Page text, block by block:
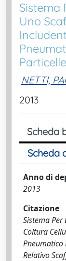
Sistema
Uno
NETTI,
2013
Scheda
Scheda
Anno di
2013
Citazione
Sistema Per
Coltura
Pneumatico
Relativo